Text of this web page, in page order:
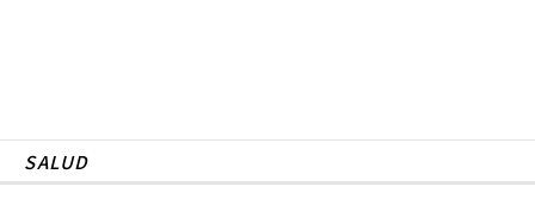
SALUD